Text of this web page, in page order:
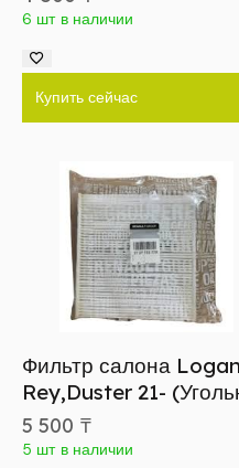
6 шт в наличии
Купить сейчас
Фильтр салона
Rey,Duster 21-
5 500 ₸
5 шт в наличии